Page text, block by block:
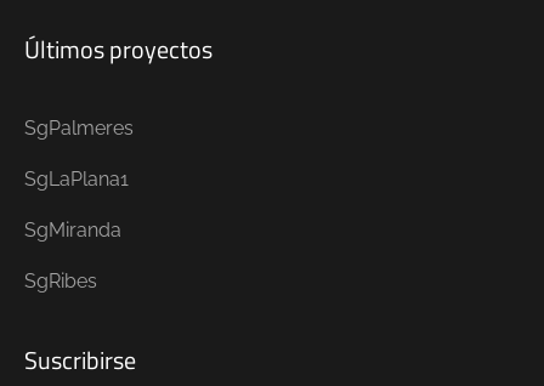
Últimos proyectos
SgPalmeres
SgLaPlana1
SgMiranda
SgRibes
Suscribirse